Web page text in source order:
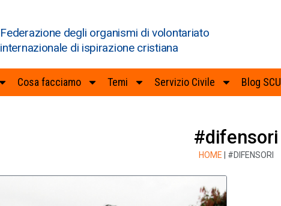
Federazione degli organismi di volontariato
internazionale di ispirazione cristiana
Cosa facciamo Temi Servizio Civile Blog SCU
#difensori
HOME #DIFENSORI